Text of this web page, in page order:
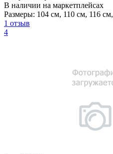
В наличии на маркетплейсах
Размеры: 104 см, 110 см, 116 см,
1 отзыв
4